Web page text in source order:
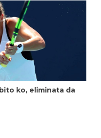
ko, eliminata da